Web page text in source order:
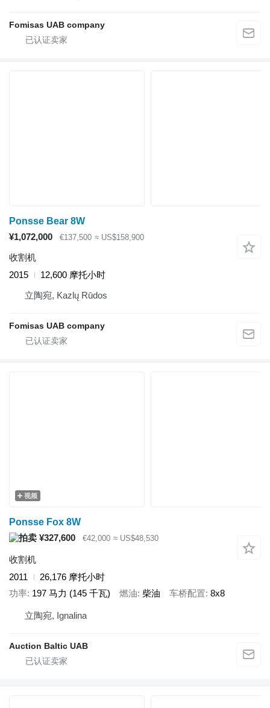
Fomisas UAB company
Ponsse Bear 8W
¥1,072,000
€137,500 ≈ US$158,900
收割机
2015
12,600 摩托小时
立陶宛, Kazlų Rūdos
Fomisas UAB company
视频
Ponsse Fox 8W
¥327,600
€42,000 ≈ US$48,530
收割机
2011
26,176 摩托小时
功率 197 马力 (145 千瓦) 燃油 柴油 车桥配置 8x8
立陶宛, Ignalina
Auction Baltic UAB